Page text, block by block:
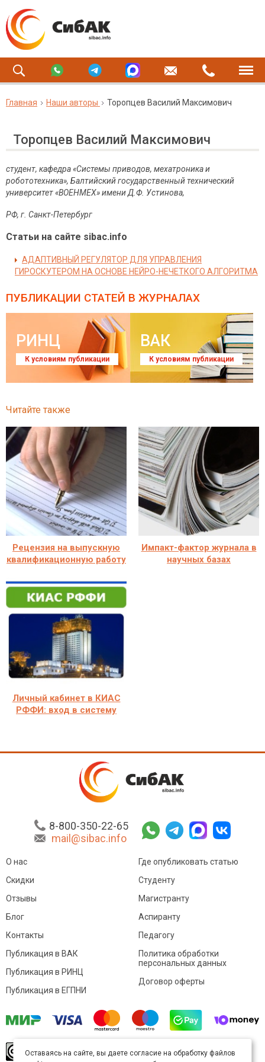
Главная Наши авторы Торопцев Василий Максимович
Торопцев Василий Максимович
студент, кафедра «Системы приводов, мехатроника и
робототехника», Балтийский государственный технический
университет «ВОЕНМЕХ» имени Д.Ф. Устинова,
РФ, г. Санкт-Петербург
Статьи на сайте sibac.info
АДАПТИВНЫЙ РЕГУЛЯТОР ДЛЯ УПРАВЛЕНИЯ
ГИРОСКУТЕРОМ НА ОСНОВЕ НЕЙРО-НЕЧЕТКОГО АЛГОРИТМА
ПУБЛИКАЦИИ СТАТЕЙ В ЖУРНАЛАХ
РИНЦ
К условиям публикации
ВАК
К условиям публикации
Читайте также
Рецензия на выпускную
квалификационную работу
Импакт-фактор журнала в
научных базах
Личный кабинет в КИАС
РФФИ: вход в систему
8-800-350-22-65
mail@sibac.info
О нас
Скидки
Отзывы
Блог
Контакты
Где опубликовать статью
Студенту
Магистранту
Аспиранту
Педагогу
Публикация в ВАК
Публикация в РИНЦ
Публикация в ЕГПНИ
Политика обработки
персональных данных
Договор оферты
произведение доступно полицензии Creative
Оставаясь на сайте, вы даете согласие на обработку файлов